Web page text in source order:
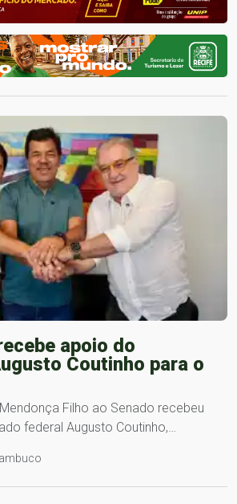
apoio do
Coutinho para o
Filho ao Senado recebeu
federal Augusto Coutinho,…